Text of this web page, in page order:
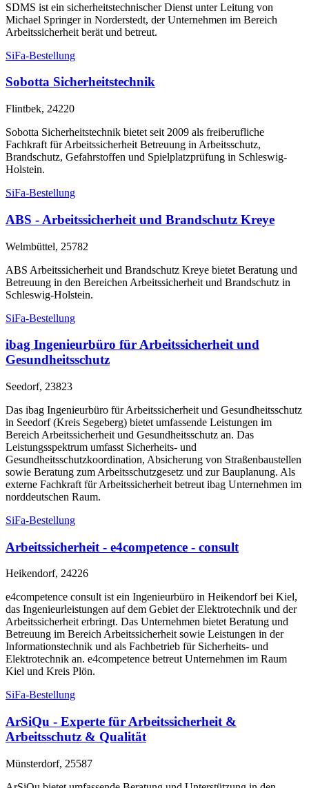
SDMS ist ein sicherheitstechnischer Dienst unter Leitung von
Michael Springer in Norderstedt, der Unternehmen im Bereich
Arbeitssicherheit berät und betreut.
SiFa-Bestellung
Sobotta Sicherheitstechnik
Flintbek, 24220
Sobotta Sicherheitstechnik bietet seit 2009 als freiberufliche
Fachkraft für Arbeitssicherheit Betreuung in Arbeitsschutz,
Brandschutz, Gefahrstoffen und Spielplatzprüfung in Schleswig-
Holstein.
SiFa-Bestellung
ABS - Arbeitssicherheit und Brandschutz Kreye
Welmbüttel, 25782
ABS Arbeitssicherheit und Brandschutz Kreye bietet Beratung und
Betreuung in den Bereichen Arbeitssicherheit und Brandschutz in
Schleswig-Holstein.
SiFa-Bestellung
ibag Ingenieurbüro für Arbeitssicherheit und
Gesundheitsschutz
Seedorf, 23823
Das ibag Ingenieurbüro für Arbeitssicherheit und Gesundheitsschutz
in Seedorf (Kreis Segeberg) bietet umfassende Leistungen im
Bereich Arbeitssicherheit und Gesundheitsschutz an. Das
Leistungsspektrum umfasst Sicherheits- und
Gesundheitsschutzkoordination, Absicherung von Straßenbaustellen
sowie Beratung zum Arbeitsschutzgesetz und zur Bauplanung. Als
externe Fachkraft für Arbeitssicherheit betreut ibag Unternehmen im
norddeutschen Raum.
SiFa-Bestellung
Arbeitssicherheit - e4competence - consult
Heikendorf, 24226
e4competence consult ist ein Ingenieurbüro in Heikendorf bei Kiel,
das Ingenieurleistungen auf dem Gebiet der Elektrotechnik und der
Arbeitssicherheit erbringt. Das Unternehmen bietet Beratung und
Betreuung im Bereich Arbeitssicherheit sowie Leistungen in der
Informationstechnik und als Fachbetrieb für Sicherheits- und
Elektrotechnik an. e4competence betreut Unternehmen im Raum
Kiel und Kreis Plön.
SiFa-Bestellung
ArSiQu - Experte für Arbeitssicherheit &
Arbeitsschutz & Qualität
Münsterdorf, 25587